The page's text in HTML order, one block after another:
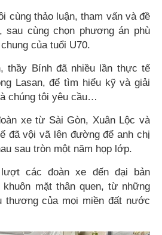
cùng thảo luận, tham vấn và đề
sau cùng chọn phương án phù
của tuổi U70.
thầy Bính đã nhiều lần thực tế
Lasan, để tìm hiểu kỹ và giải
chúng tôi yêu cầu…
xe từ Sài Gòn, Xuân Lộc và
đã vội vã lên đường để anh chị
sau tròn một năm họp lớp.
các đoàn xe đến đại bản
khuôn mặt thân quen, từ những
thương của mọi miền đất nước